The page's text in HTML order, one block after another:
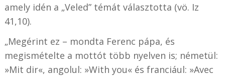
amely idén a „Veled” témát választotta (vö. Iz
41,10).
„Megérint ez – mondta Ferenc pápa, és
megismételte a mottót több nyelven is; németül:
»Mit dir«, angolul: »With you« és franciául: »Avec